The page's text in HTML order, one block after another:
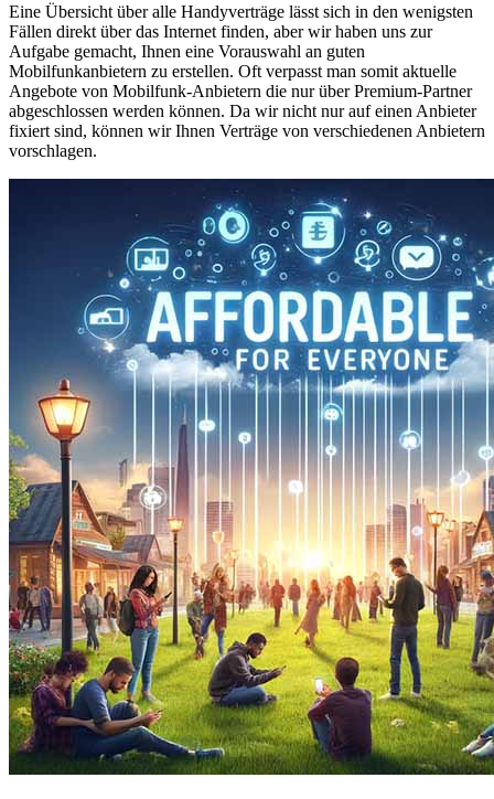
Eine Übersicht über alle Handyverträge lässt sich in den wenigsten
Fällen direkt über das Internet finden, aber wir haben uns zur
Aufgabe gemacht, Ihnen eine Vorauswahl an guten
Mobilfunkanbietern zu erstellen. Oft verpasst man somit aktuelle
Angebote von Mobilfunk-Anbietern die nur über Premium-Partner
abgeschlossen werden können. Da wir nicht nur auf einen Anbieter
fixiert sind, können wir Ihnen Verträge von verschiedenen Anbietern
vorschlagen.